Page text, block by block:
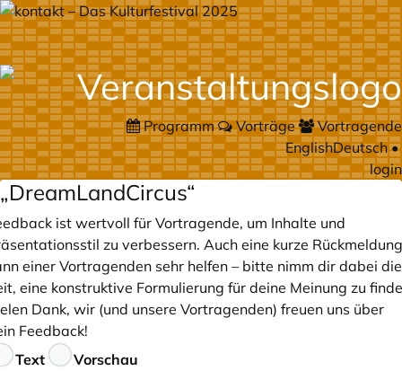
Programm Vorträge
Vortragende
EnglishDeutsch•
login
„DreamLandCircus“
ist wertvoll für Vortragende, um Inhalte und
zu verbessern. Auch eine kurze Rückmeldung
einer Vortragenden sehr helfen – bitte nimm dir dabei die
eine konstruktive Formulierung für deine Meinung zu
Dank, wir (und unsere Vortragenden) freuen uns über
Feedback!
Text Vorschau